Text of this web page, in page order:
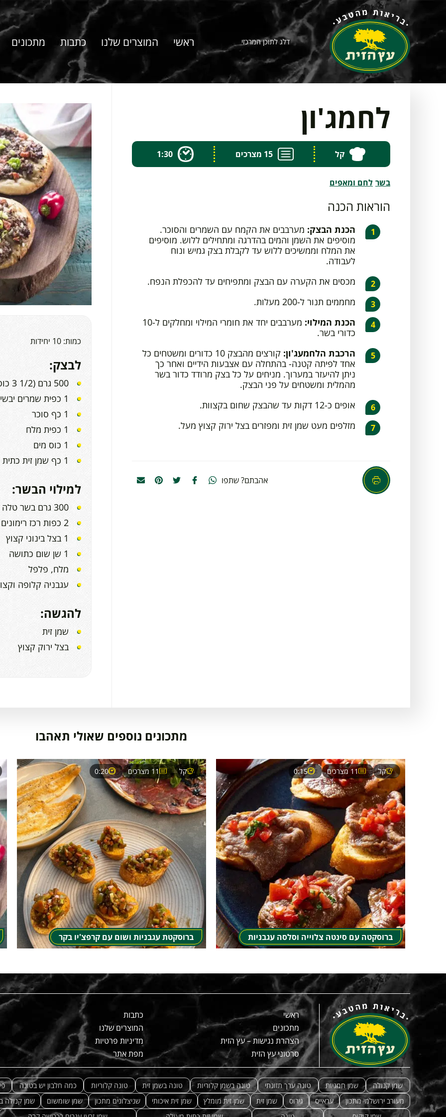
דלג לתוכן המרכזי ראשי המוצרים שלנו כתבות מתכונים
לחמג'ון
קל 15 מצרכים 1:30
בשר לחם ומאפים
הוראות הכנה
הכנת הבצק: מערבבים את הקמח עם השמרים והסוכר.
מוסיפים את השמן והמים בהדרגה ומתחילים ללוש. מוסיפים
את המלח וממשיכים ללוש עד לקבלת בצק גמיש ונוח
לעבודה.
מכסים את הקערה עם הבצק ומתפיחים עד להכפלת הנפח.
מחממים תנור ל-200 מעלות.
הכנת המילוי:
מערבבים יחד את חומרי המילוי ומחלקים ל-10
כדורי בשר.
הרכבת הלחמעג'ון:
קורצים מהבצק 10 כדורים ומשטחים כל
אחד לפיתה קטנה- בהתחלה עם אצבעות הידיים ואחר כך
ניתן להיעזר במערוך. מניחים על כל בצק מרודד כדור בשר
מהמלית ומשטחים על פני הבצק.
אופים כ-12 דקות עד שהבצק שחום בקצוות.
מזלפים מעט שמן זית ומפזרים בצל ירוק קצוץ מעל.
אהבתם? שתפו
כמות: 10 יחידות
לבצק:
500 גרם (1/2 3 כוסות+ כף) קמח
1 כפית שמרים יבשים
1 כף סוכר
1 כפית מלח
1 כוס מים
1 כף שמן זית כתית מעולה מעודן
למילוי הבשר:
300 גרם בשר טלה טחון גס
2 כפות רכז רימונים
1 בצל בינוני קצוץ
1 שן שום כתושה
מלח, פלפל
עגבניה קלופה
להגשה:
שמן זית
בצל ירוק קצוץ
מתכונים נוספים שאולי תאהבו
ברוסקטה עם סינטה צלוייה וסלסה עגבניות
קל 11 מצרכים 0:15
ברוסקטת עגבניות ושום עם קרפצ'יו בקר
קל 11 מצרכים 0:20
ראשי
כתבות
מתכונים
המוצרים שלנו
הצהרת נגישות – עץ הזית
מדיניות פרטיות
סרטוני עץ הזית
מפת אתר
שמן קנולה שמן חמניות טונה ערך תזונתי טונה בשמן קלוריות טונה בשמן זית טונה קלוריות כמה חלבון יש בטונה
מעורב ירושלמי מתכון
עראייס גירוס שמן זית שמן זית מומלץ שמן זית איכותי שניצלונים מתכון שמן שומשום
שמן קנולה